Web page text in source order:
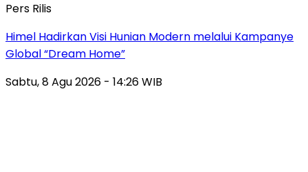
Pers Rilis
Himel Hadirkan Visi Hunian Modern melalui Kampanye
Global “Dream Home”
Sabtu, 8 Agu 2026 - 14:26 WIB